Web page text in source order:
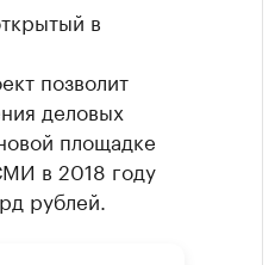
в
позволит
деловых
площадке
в 2018 году
рублей.